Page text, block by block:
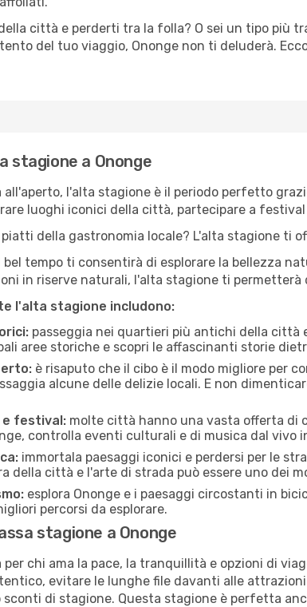
città e perderti tra la folla? O sei un tipo più
del tuo viaggio, Ononge non ti deluderà.
stagione a Ononge
l'alta stagione è il periodo perfetto
luoghi iconici della città, partecipare a
della gastronomia locale? L'alta stagione
tempo ti consentirà di esplorare la bellezza
in riserve naturali, l'alta stagione ti permetterà
l'alta stagione includono:
passeggia nei quartieri più antichi della città
aree storiche e scopri le affascinanti storie
è risaputo che il cibo è il modo migliore per
alcune delle delizie locali. E non
festival: molte città hanno una vasta offerta di
controlla eventi culturali e di musica dal vivo
immortala paesaggi iconici e perdersi per le
della città e l'arte di strada può essere uno dei
esplora Ononge e i paesaggi circostanti in
percorsi da esplorare.
stagione a Ononge
chi ama la pace, la tranquillità e opzioni di
evitare le lunghe file davanti alle
sconti di stagione. Questa stagione è perfetta